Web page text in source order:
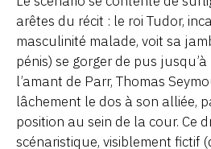
arêtes du récit : le roi Tudor,
masculinité malade, voit sa
pénis) se gorger de pus
l’amant de Parr, Thomas
lâchement le dos à son alliée,
position au sein de la cour. Ce
scénaristique, visiblement fictif